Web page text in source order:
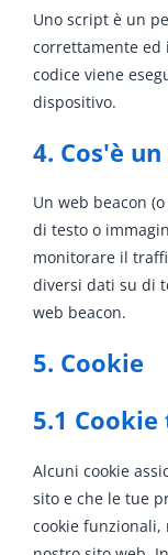
Uno script è un
correttamente ed
codice viene
dispositivo.
4. Cos'è
Un web beacon
di testo o
monitorare il
diversi dati su di
web beacon.
5. Cookie
5.1
Alcuni cookie
sito e che le tue
cookie